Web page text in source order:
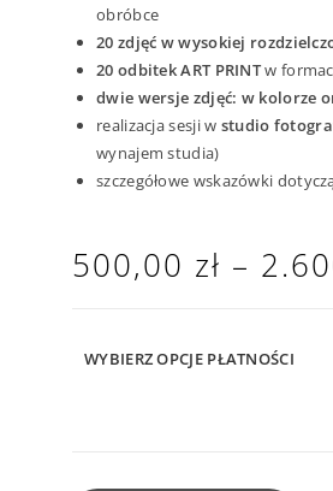
obróbce
20 zdjęć w wysokiej
20 odbitek ART PRINTw
dwie wersje zdjęć: w kolorze
realizacja sesji w studio
wynajem studia)
szczegółowe wskazówki
500,00 zł –
WYBIERZ OPCJE PŁATNOŚCI